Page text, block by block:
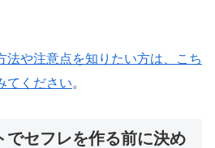
法や注意点を知りたい方は、こち
てください。
でセフレを作る前に決め